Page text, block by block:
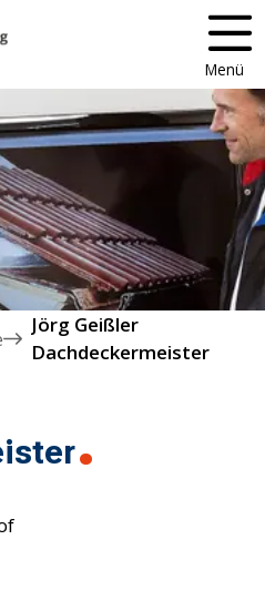
Menü
Jörg Geißler
Dachdeckermeister